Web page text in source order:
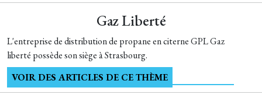
Gaz Liberté
L'entreprise de distribution de propane en citerne GPL Gaz
liberté possède son siège à Strasbourg.
VOIR DES ARTICLES DE CE THÈME